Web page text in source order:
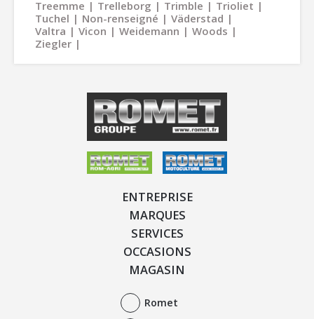
Treemme
Trelleborg Trimble
Trioliet
Tuchel
Non-renseigné
Väderstad
Valtra
Vicon Weidemann
Woods
Ziegler
ENTREPRISE
MARQUES
SERVICES
OCCASIONS
MAGASIN
Romet